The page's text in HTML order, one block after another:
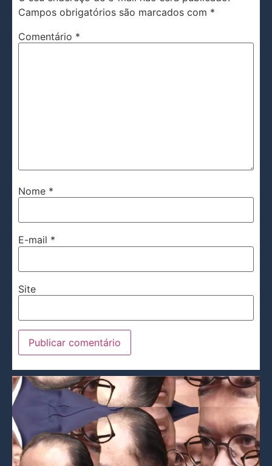
Campos obrigatórios são marcados com *
Comentário *
Nome *
E-mail *
Site